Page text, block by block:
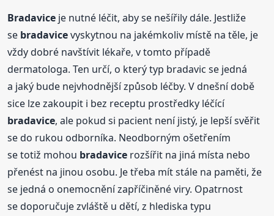
Bradavice je nutné léčit, aby se nešířily dále. Jestliže
se bradavicevyskytnou na jakémkoliv místě na těle, je
vždy dobré navštívit lékaře, v tomto případě
dermatologa. Ten určí, o který typ bradavic se jedná
a jaký bude nejvhodnější způsob léčby. V dnešní době
sice lze zakoupit i bez receptu prostředky léčící
bradavice, ale pokud si pacient není jistý, je lepší svěřit
se do rukou odborníka. Neodborným ošetřením
se totiž mohou bradavice rozšířit na jiná místa nebo
přenést na jinou osobu. Je třeba mít stále na paměti, že
se jedná o onemocnění zapříčiněné viry. Opatrnost
se doporučuje zvláště u dětí, z hlediska typu